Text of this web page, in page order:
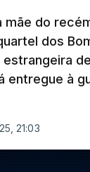
mãe do
dos
entregue à
21:03